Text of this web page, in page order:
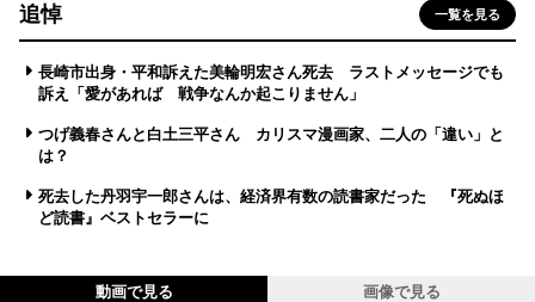
追悼 一覧を見る
長崎市出身・平和訴えた美輪明宏さん死去 ラストメッセージでも
訴え「愛があれば 戦争なんか起こりません」
つげ義春さんと白土三平さん カリスマ漫画家、二人の「違い」と
は？
死去した丹羽宇一郎さんは、経済界有数の読書家だった 『死ぬほ
ど読書』ベストセラーに
動画で見る 画像で見る